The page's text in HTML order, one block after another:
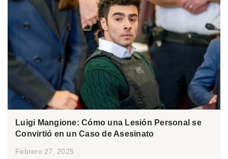
Luigi Mangione: Cómo una Lesión Personal se
Convirtió en un Caso de Asesinato
Febrero 27, 2025